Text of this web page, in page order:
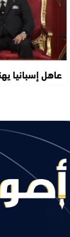
عاهل إسبانيا